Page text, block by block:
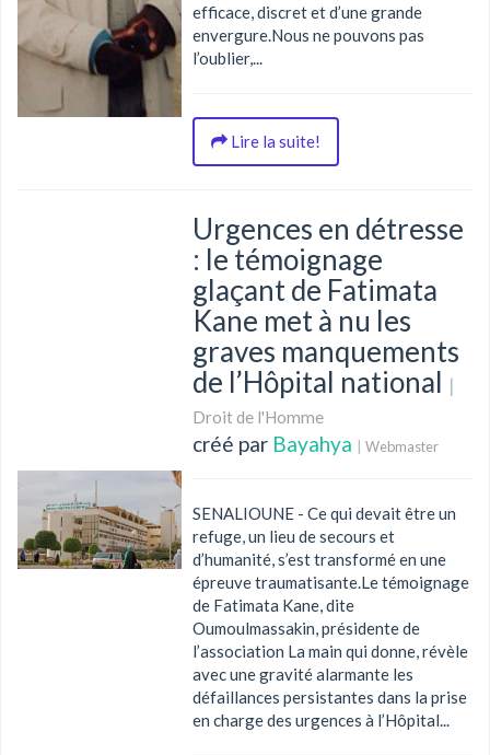
efficace, discret et d’une grande
envergure.Nous ne pouvons pas
l’oublier,...
Lire la suite!
Urgences en détresse
: le témoignage
glaçant de Fatimata
Kane met à nu les
graves manquements
de l’Hôpital national |
Droit de l'Homme
créé par Bayahya | Webmaster
SENALIOUNE - Ce qui devait être un
refuge, un lieu de secours et
d’humanité, s’est transformé en une
épreuve traumatisante.Le témoignage
de Fatimata Kane, dite
Oumoulmassakin, présidente de
l’association La main qui donne, révèle
avec une gravité alarmante les
défaillances persistantes dans la prise
en charge des urgences à l’Hôpital...